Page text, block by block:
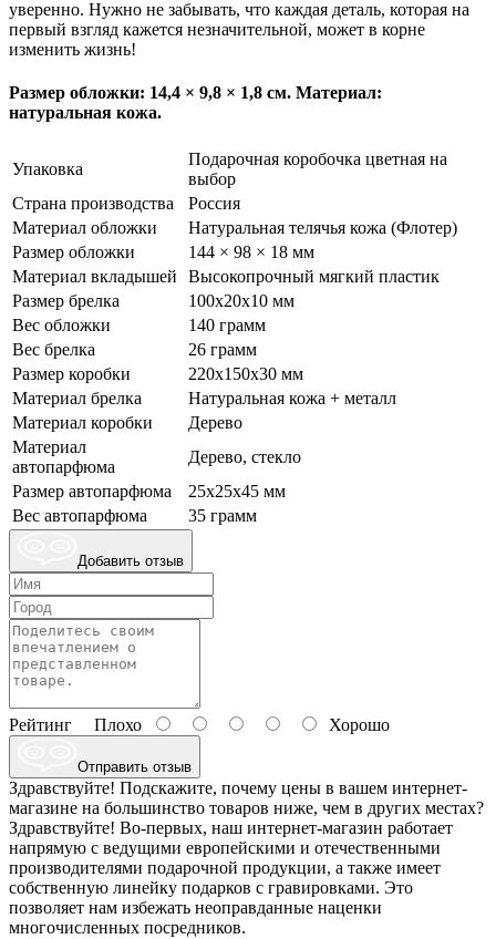
уверенно. Нужно не забывать, что каждая деталь, которая на
первый взгляд кажется незначительной, может в корне
изменить жизнь!
Размер обложки: 14,4 × 9,8 × 1,8 см. Материал:
натуральная кожа.
Упаковка
Подарочная коробочка цветная на
выбор
Страна производства
Россия
Материал обложки
Натуральная телячья кожа (Флотер)
Размер обложки
144 × 98 × 18 мм
Материал вкладышей
Высокопрочный мягкий пластик
Размер брелка
100х20х10 мм
Вес обложки
140 грамм
Вес брелка
26 грамм
Размер коробки
220х150х30 мм
Материал брелка
Натуральная кожа + металл
Материал коробки
Дерево
Материал
автопарфюма
Дерево, стекло
Размер автопарфюма
25х25х45 мм
Вес автопарфюма
35 грамм
Добавить отзыв
Рейтинг Плохо Хорошо
Отправить отзыв
Здравствуйте! Подскажите, почему цены в вашем интернет-
магазине на большинство товаров ниже, чем в других местах?
Здравствуйте! Во-первых, наш интернет-магазин работает
напрямую с ведущими европейскими и отечественными
производителями подарочной продукции, а также имеет
собственную линейку подарков с гравировками. Это
позволяет нам избежать неоправданные наценки
многочисленных посредников.